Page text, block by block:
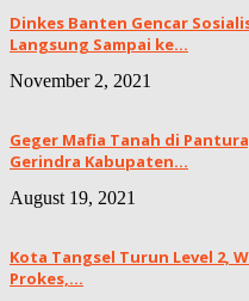
Dinkes Banten Gencar
Langsung Sampai ke...
November 2, 2021
Geger Mafia Tanah di
Gerindra Kabupaten...
August 19, 2021
Kota Tangsel Turun Level 2,
Prokes,...